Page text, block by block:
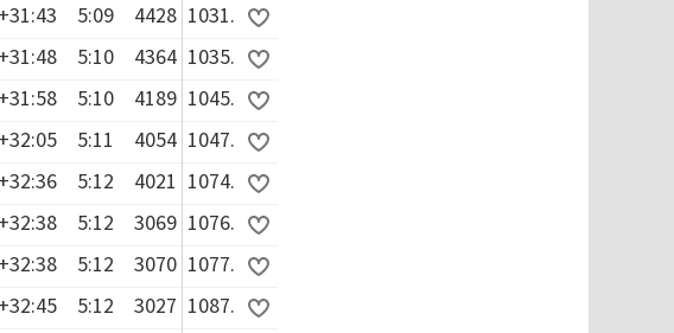
+31:43 5:09 4428 1031.
+31:48 5:10 4364 1035.
+31:58 5:10 4189 1045.
+32:05 5:11 4054 1047.
+32:36 5:12 4021 1074.
+32:38 5:12 3069 1076.
+32:38 5:12 3070 1077.
+32:45 5:12 3027 1087.